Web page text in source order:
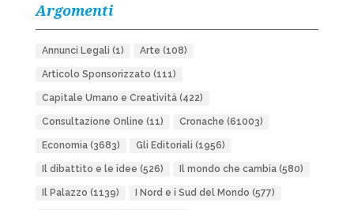
Argomenti
Annunci Legali (1) Arte (108)
Articolo Sponsorizzato (111)
Capitale Umano e Creatività(422)
Consultazione Online (11) Cronache (61003)
Economia(3683) Gli Editoriali (1956)
Il dibattito e le idee (526) Il mondo che cambia(580)
Il Palazzo (1139) I Nord e i Sud del Mondo (577)